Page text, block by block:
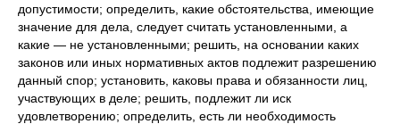
допустимости; определить, какие обстоятельства, имеющие
значение для дела, следует считать установленными, а
какие — не установленными; решить, на основании каких
законов или иных нормативных актов подлежит разрешению
данный спор; установить, каковы права и обязанности лиц,
участвующих в деле; решить, подлежит ли иск
удовлетворению; определить, есть ли необходимость